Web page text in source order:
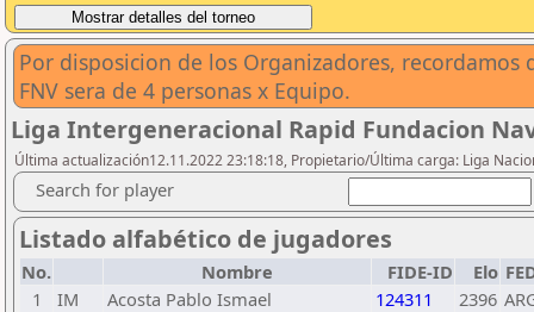
Por disposicion de los Organizadores,
FNV sera de 4 personas x Equipo.
Liga Intergeneracional Rapid Fundacion
Última actualización12.11.2022 23:18:18, Propietario/Última carga: Liga
Search for player
Listado alfabético de jugadores
No. Nombre FIDE-ID Elo
1
IM Acosta Pablo Ismael 124311 2396